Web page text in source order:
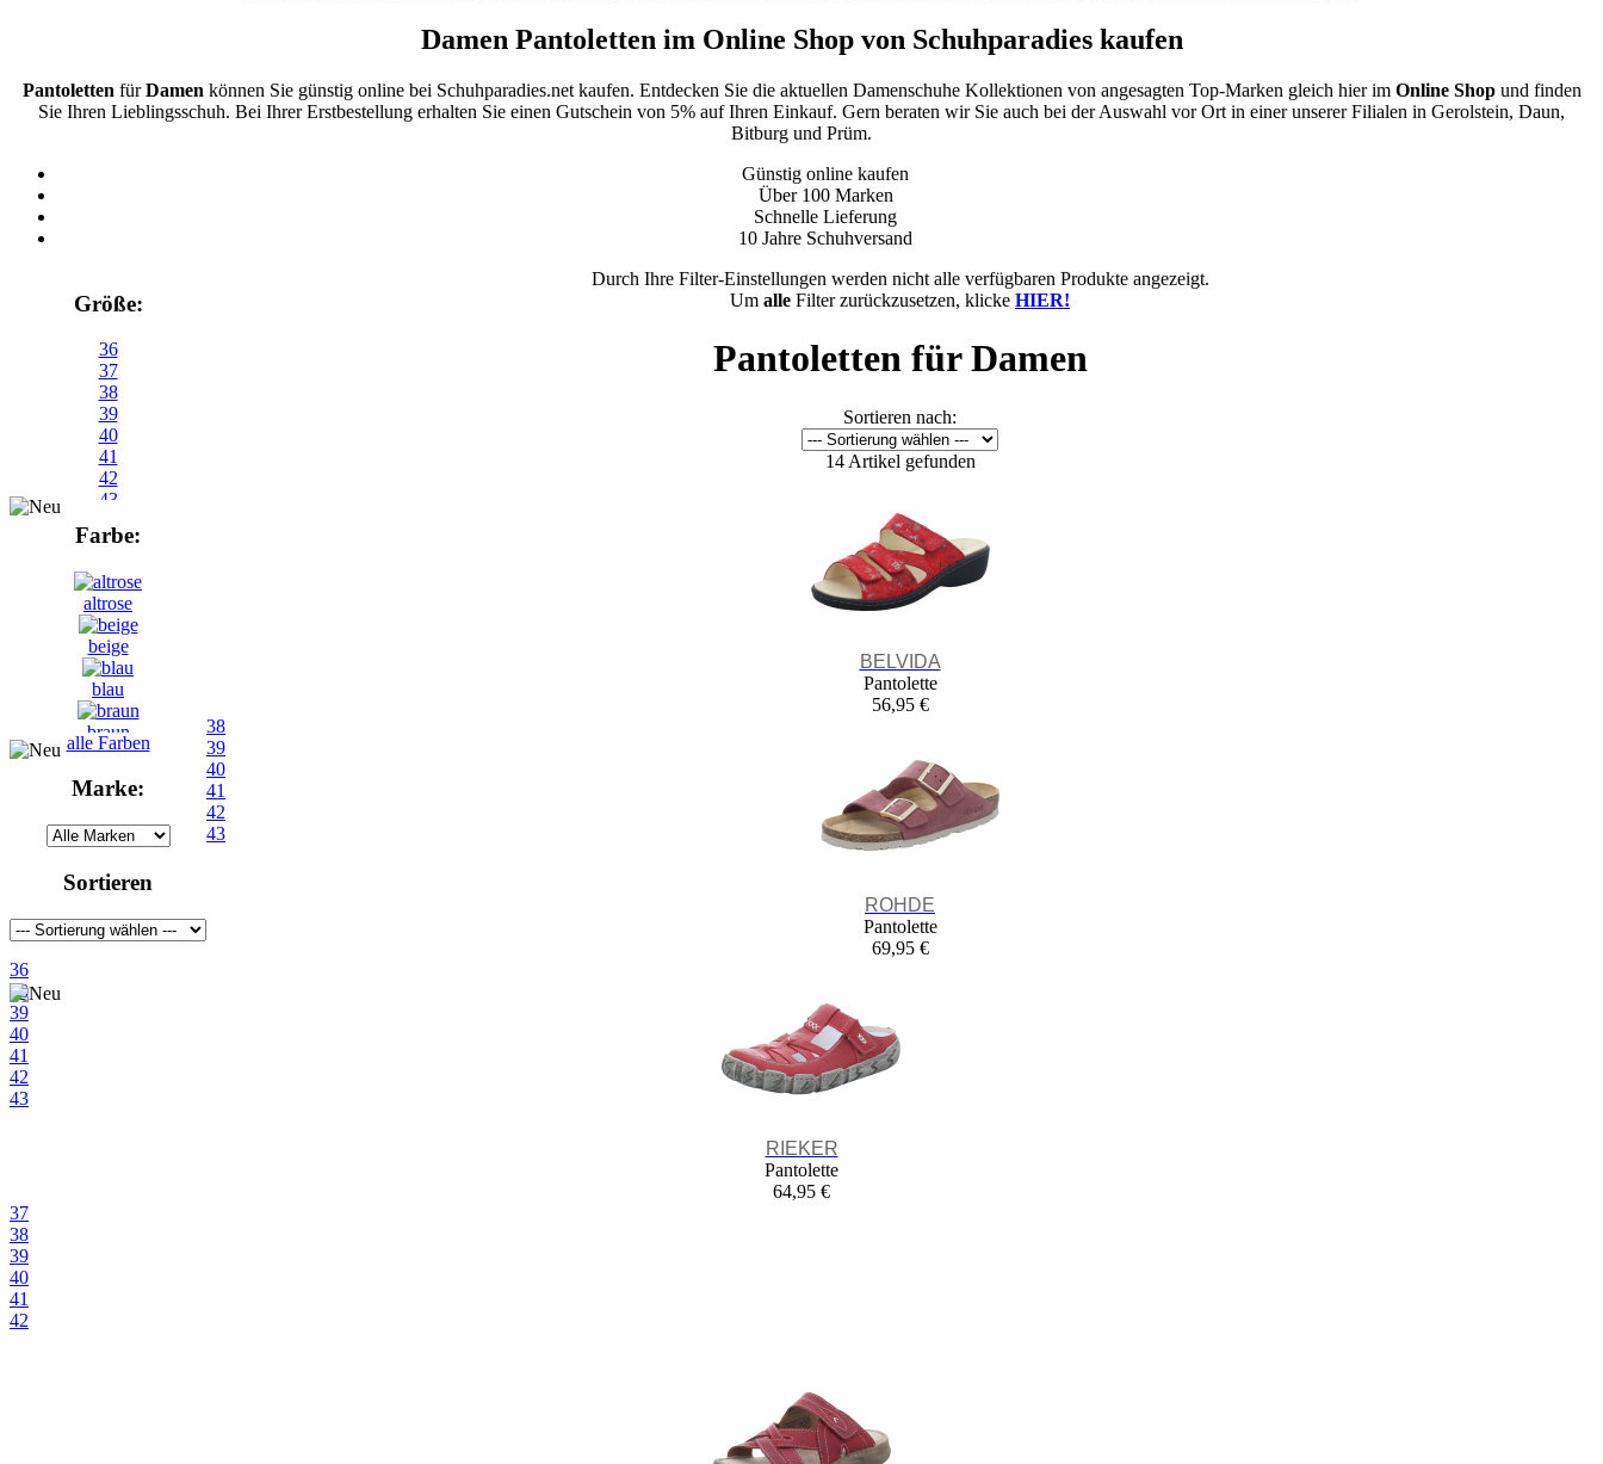
Damen Pantoletten im Online Shop von Schuhparadies kaufen
Pantoletten fürDamen können Sie günstig online bei Schuhparadies.net kaufen. Entdecken Sie die aktuellen Damenschuhe Kollektionen von angesagten Top-Marken gleich hier im Online Shopund finden
Sie Ihren Lieblingsschuh. Bei Ihrer Erstbestellung erhalten Sie einen Gutschein von 5% auf Ihren Einkauf. Gern beraten wir Sie auch bei der Auswahl vor Ort in einer unserer Filialen in Gerolstein, Daun,
Bitburg und Prüm.
Günstig online kaufen
Über 100 Marken
Schnelle Lieferung
10 Jahre Schuhversand
Größe:
36
37
38
39
40
41
42
43
Farbe:
altrose
beige
blau
braun
orange
alle Farben
Marke:
Sortieren
Durch Ihre Filter-Einstellungen werden nicht alle verfügbaren Produkte angezeigt.
Um alle Filter zurückzusetzen, klicke HIER!
Pantoletten für Damen
Sortieren nach:
14 Artikel gefunden
BELVIDA
Pantolette
56,95 €
38
39
40
41
42
43
ROHDE
Pantolette
69,95 €
36
38
39
40
41
42
43
RIEKER
Pantolette
64,95 €
37
38
39
40
41
42